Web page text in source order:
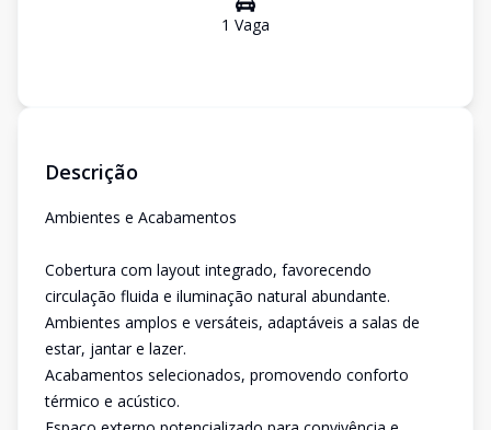
1 Vaga
Descrição
Ambientes e Acabamentos
Cobertura com layout integrado, favorecendo
circulação fluida e iluminação natural abundante.
Ambientes amplos e versáteis, adaptáveis a salas de
estar, jantar e lazer.
Acabamentos selecionados, promovendo conforto
térmico e acústico.